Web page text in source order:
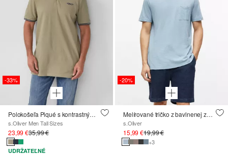
-33%
Polokošeľa Piqué s kontrastnými detailmi a logom
s.Oliver Men Tall Sizes
23,99 €35,99 €
UDRŽATEĽNÉ
-20%
Melírované tričko z bavlnenej zmesi s náprsným vreckom
s.Oliver
15,99 €19,99 €
+3